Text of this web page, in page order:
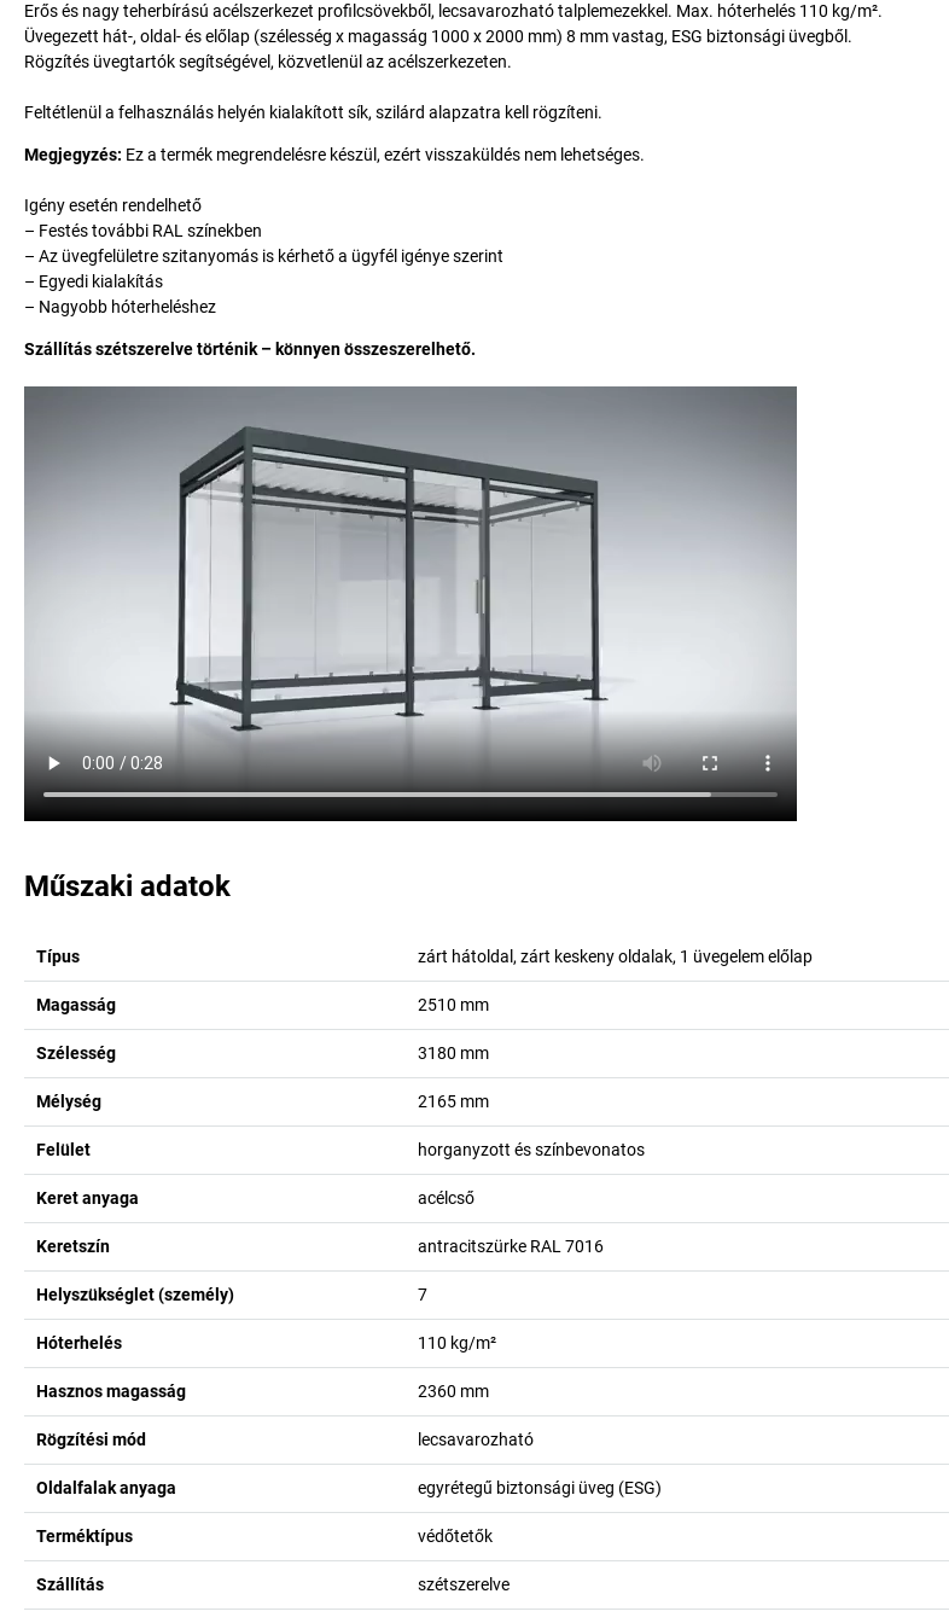
Erős és nagy teherbírású acélszerkezet profilcsövekből, lecsavarozható talplemezekkel. Max. hóterhelés 110 kg/m².
Üvegezett hát-, oldal- és előlap (szélesség x magasság 1000 x 2000 mm) 8 mm vastag, ESG biztonsági üvegből.
Rögzítés üvegtartók segítségével, közvetlenül az acélszerkezeten.
Feltétlenül a felhasználás helyén kialakított sík, szilárd alapzatra kell rögzíteni.
Megjegyzés: Ez a termék megrendelésre készül, ezért visszaküldés nem lehetséges.
Igény esetén rendelhető
– Festés további RAL színekben
– Az üvegfelületre szitanyomás is kérhető a ügyfél igénye szerint
– Egyedi kialakítás
– Nagyobb hóterheléshez
Szállítás szétszerelve történik – könnyen összeszerelhető.
Műszaki adatok
Típus zárt hátoldal, zárt keskeny oldalak, 1 üvegelem előlap
Magasság 2510 mm
Szélesség 3180 mm
Mélység 2165 mm
Felület horganyzott és színbevonatos
Keret anyaga acélcső
Keretszín antracitszürke RAL 7016
Helyszükséglet (személy) 7
Hóterhelés 110 kg/m²
Hasznos magasság 2360 mm
Rögzítési mód lecsavarozható
Oldalfalak anyaga egyrétegű biztonsági üveg (ESG)
Terméktípus védőtetők
Szállítás szétszerelve